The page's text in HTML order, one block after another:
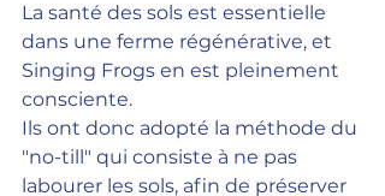
La santé des sols est essentielle
dans une ferme régénérative, et
Singing Frogs en est pleinement
consciente.
Ils ont donc adopté la méthode du
"no-till" qui consiste à ne pas
labourer les sols, afin de préserver